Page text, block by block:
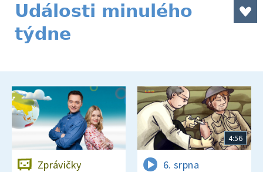
Události minulého
týdne
Zprávičky
4:56
6. srpna